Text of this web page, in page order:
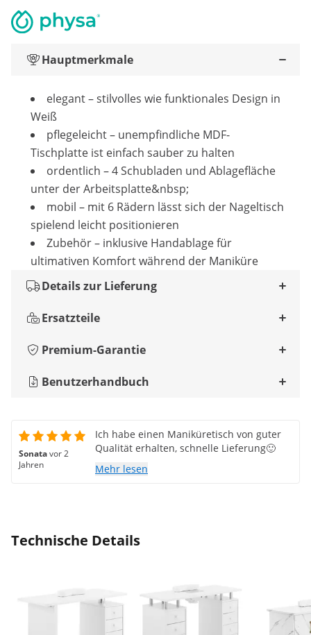
Hauptmerkmale
elegant – stilvolles wie funktionales Design in
Weiß
pflegeleicht – unempfindliche MDF-
Tischplatte ist einfach sauber zu halten
ordentlich – 4 Schubladen und Ablagefläche
unter der Arbeitsplatte&nbsp;
mobil – mit 6 Rädern lässt sich der Nageltisch
spielend leicht positionieren
Zubehör – inklusive Handablage für
ultimativen Komfort während der Maniküre
Details zur Lieferung
Ersatzteile
Premium-Garantie
Benutzerhandbuch
Sonatavor 2
Jahren
Ich habe einen Maniküretisch von guter
Qualität erhalten, schnelle Lieferung🙂
Mehr lesen
Technische Details